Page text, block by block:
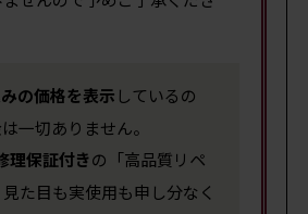
の価格を表示 しているの
一切ありません。
理保証付きの「高品質リペ
た目も実使用も申し分なく